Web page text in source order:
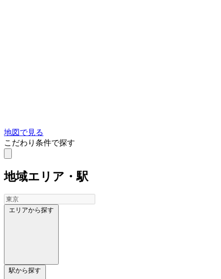
地図で見る
こだわり条件で探す
地域エリア・駅
エリアから探す
駅から探す